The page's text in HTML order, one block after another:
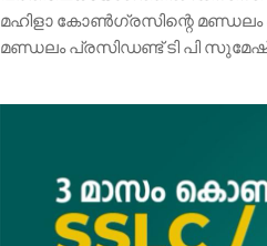
മഹിളാ കോൺഗ്രസിന്റെ
മണ്ഡലം പ്രസിഡണ്ട് ടി പി